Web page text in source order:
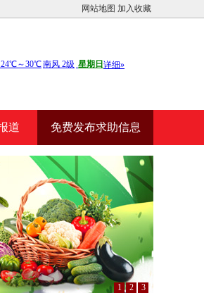
网站地图 加入收藏
道 免费发布求助信息
1 2 3